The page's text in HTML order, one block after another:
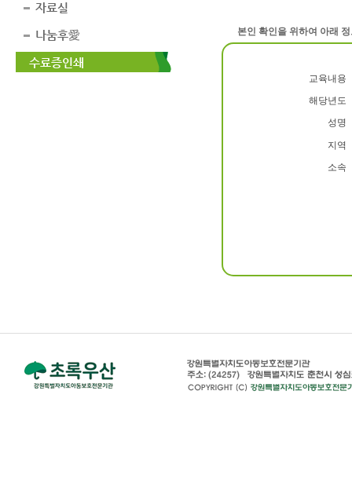
자료실
나눔후愛
수료증인쇄
본인 확인을 위하여 아래
교육내용
해당년도
성명
지역
소속